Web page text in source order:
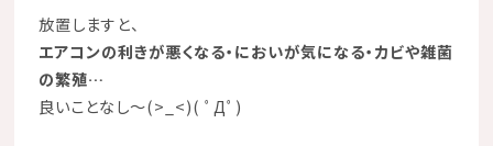
放置しますと、
エアコンの利きが悪くなる・においが気になる・カビや雑菌
の繁殖…
良いことなし～(>_<)( ﾟДﾟ)